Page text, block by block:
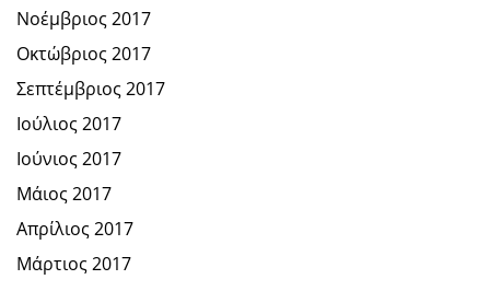
Νοέμβριος 2017
Οκτώβριος 2017
Σεπτέμβριος 2017
Ιούλιος 2017
Ιούνιος 2017
Μάιος 2017
Απρίλιος 2017
Μάρτιος 2017